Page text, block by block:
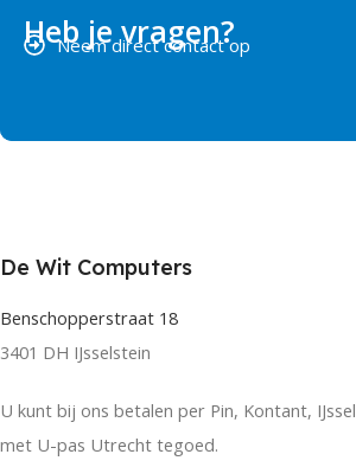
Heb je vragen?
Neem direct contact op
De Wit Computers
Benschopperstraat 18
3401 DH IJsselstein
U kunt bij ons betalen per Pin, Kontant,
met U-pas Utrecht tegoed.